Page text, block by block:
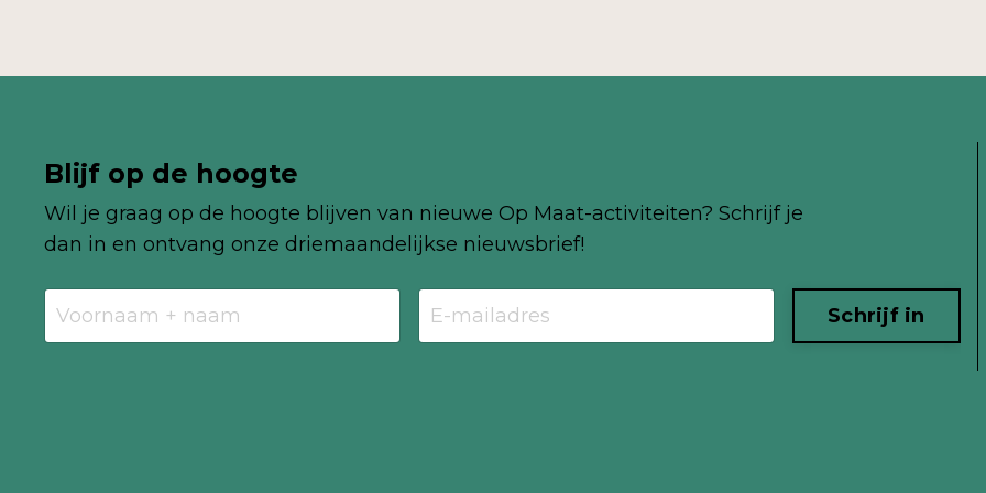
Blijf op de hoogte
Wil je graag op de hoogte blijven van nieuwe Op Maat-activiteiten? Schrijf je
dan in en ontvang onze driemaandelijkse nieuwsbrief!
Schrijf in